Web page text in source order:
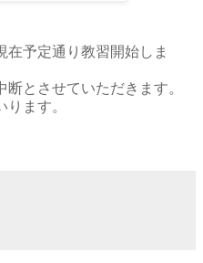
在予定通り教習開始しま
とさせていただきます。
ます。